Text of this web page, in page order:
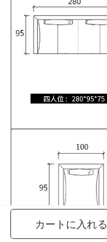
カートに入れる